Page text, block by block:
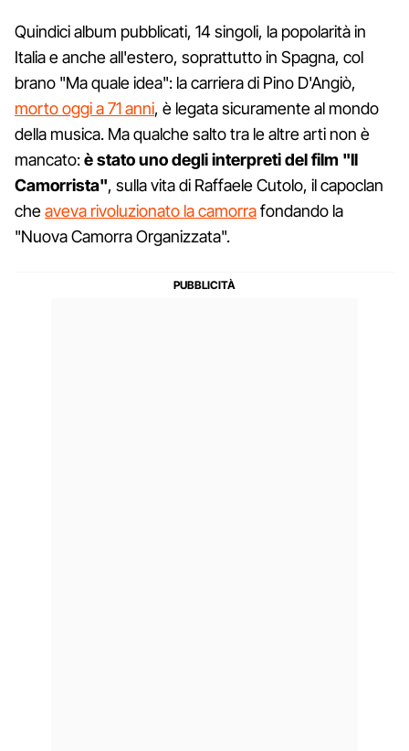
Quindici album pubblicati, 14 singoli, la popolarità in
Italia e anche all'estero, soprattutto in Spagna, col
brano "Ma quale idea": la carriera di Pino D'Angiò,
morto oggi a 71 anni, è legata sicuramente al mondo
della musica. Ma qualche salto tra le altre arti non è
mancato:è stato uno degli interpreti del film "Il
Camorrista", sulla vita di Raffaele Cutolo, il capoclan
cheaveva rivoluzionato la camorrafondando la
"Nuova Camorra Organizzata".